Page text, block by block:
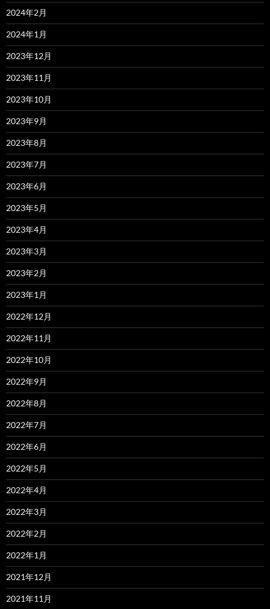
2024年2月
2024年1月
2023年12月
2023年11月
2023年10月
2023年9月
2023年8月
2023年7月
2023年6月
2023年5月
2023年4月
2023年3月
2023年2月
2023年1月
2022年12月
2022年11月
2022年10月
2022年9月
2022年8月
2022年7月
2022年6月
2022年5月
2022年4月
2022年3月
2022年2月
2022年1月
2021年12月
2021年11月